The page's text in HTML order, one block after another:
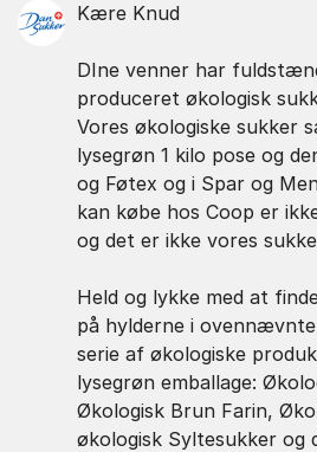
Kære Knud
DIne venner har
produceret økologisk
Vores økologiske sukker
lysegrøn 1 kilo pose og
og Føtex og i Spar og
kan købe hos Coop er
og det er ikke vores
Held og lykke med at
på hylderne i
serie af økologiske
lysegrøn emballage:
Økologisk Brun Farin,
økologisk Syltesukker og